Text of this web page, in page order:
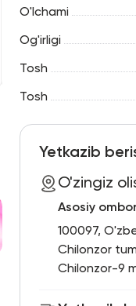
O'lchami
Og'irligi
Tosh
Tosh
Yetkazib
O'zingiz
Asosiy ombor
100097,
Chilonzor
Chilonzor-9